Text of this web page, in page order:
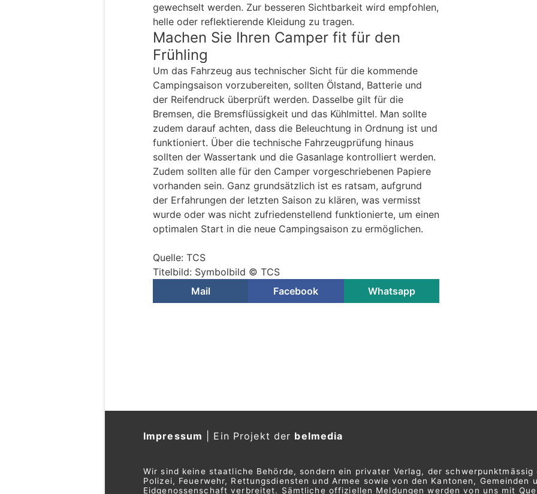
gewechselt werden. Zur besseren Sichtbarkeit wird empfohlen,
helle oder reflektierende Kleidung zu tragen.
Machen Sie Ihren Camper fit für den
Frühling
Um das Fahrzeug aus technischer Sicht für die kommende
Campingsaison vorzubereiten, sollten Ölstand, Batterie und
der Reifendruck überprüft werden. Dasselbe gilt für die
Bremsen, die Bremsflüssigkeit und das Kühlmittel. Man sollte
zudem darauf achten, dass die Beleuchtung in Ordnung ist und
funktioniert. Über die technische Fahrzeugprüfung hinaus
sollten der Wassertank und die Gasanlage kontrolliert werden.
Zudem sollten alle für den Camper vorgeschriebenen Papiere
vorhanden sein. Ganz grundsätzlich ist es ratsam, aufgrund
der Erfahrungen der letzten Saison zu klären, was vermisst
wurde oder was nicht zufriedenstellend funktionierte, um einen
optimalen Start in die neue Campingsaison zu ermöglichen.
Quelle: TCS
Titelbild: Symbolbild © TCS
Mail
Facebook Whatsapp
Impressum Ein Projekt der belmedia
Wir sind keine staatliche Behörde, sondern ein privater Verlag, der
Polizei, Feuerwehr, Rettungsdiensten und Armee sowie von den Kantonen, Gemeinden
Eidgenossenschaft verbreitet. Sämtliche offiziellen Meldungen werden von uns mit